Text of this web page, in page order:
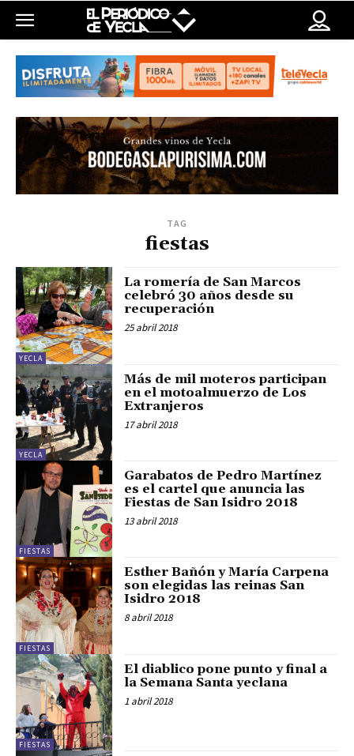
TAG
fiestas
YECLA
La romería de San Marcos
celebró 30 años desde su
recuperación
25 abril 2018
YECLA
Más de mil moteros participan
en el motoalmuerzo de Los
Extranjeros
17 abril 2018
FIESTAS
Garabatos de Pedro Martínez
es el cartel que anuncia las
Fiestas de San Isidro 2018
13 abril 2018
FIESTAS
Esther Bañón y María Carpena
son elegidas las reinas San
Isidro 2018
8 abril 2018
FIESTAS
El diablico pone punto y final a
la Semana Santa yeclana
1 abril 2018